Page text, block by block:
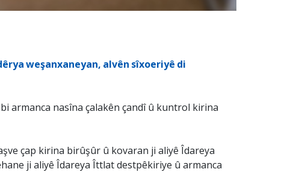
weşanxaneyan, alvên sîxoeriyê di
armanca nasîna çalakên çandî û kuntrol kirina
çap kirina birûşûr û kovaran ji aliyê Îdareya
ji aliyê Îdareya Îttlat destpêkiriye û armanca